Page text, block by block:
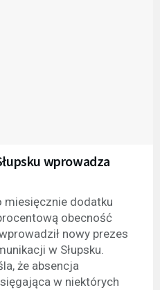
wprowadza
miesięcznie dodatku
obecność
nowy prezes
w Słupsku.
że absencja
w niektórych